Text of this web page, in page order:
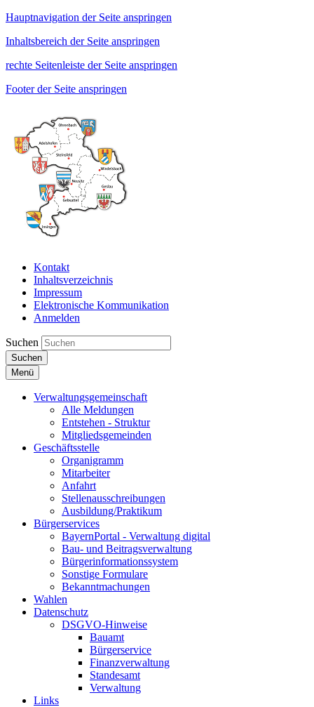
Hauptnavigation der Seite anspringen
Inhaltsbereich der Seite anspringen
rechte Seitenleiste der Seite anspringen
Footer der Seite anspringen
Kontakt
Inhaltsverzeichnis
Impressum
Elektronische Kommunikation
Anmelden
Suchen
Suchen
Menü
Verwaltungsgemeinschaft
Alle Meldungen
Entstehen - Struktur
Mitgliedsgemeinden
Geschäftsstelle
Organigramm
Mitarbeiter
Anfahrt
Stellenausschreibungen
Ausbildung/Praktikum
Bürgerservices
BayernPortal - Verwaltung digital
Bau- und Beitragsverwaltung
Bürgerinformationssystem
Sonstige Formulare
Bekanntmachungen
Wahlen
Datenschutz
DSGVO-Hinweise
Bauamt
Bürgerservice
Finanzverwaltung
Standesamt
Verwaltung
Links